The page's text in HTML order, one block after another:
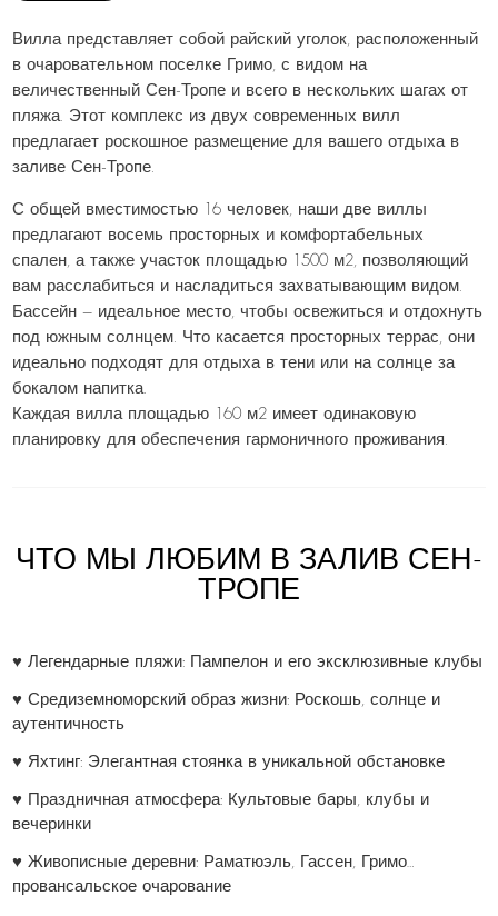
Вилла представляет собой райский уголок, расположенный
в очаровательном поселке Гримо, с видом на
величественный Сен-Тропе и всего в нескольких шагах от
пляжа. Этот комплекс из двух современных вилл
предлагает роскошное размещение для вашего отдыха в
заливе Сен-Тропе.
С общей вместимостью 16 человек, наши две виллы
предлагают восемь просторных и комфортабельных
спален, а также участок площадью 1500 м2, позволяющий
вам расслабиться и насладиться захватывающим видом.
Бассейн — идеальное место, чтобы освежиться и отдохнуть
под южным солнцем. Что касается просторных террас, они
идеально подходят для отдыха в тени или на солнце за
бокалом напитка.
Каждая вилла площадью 160 м2 имеет одинаковую
планировку для обеспечения гармоничного проживания.
ЧТО МЫ ЛЮБИМ В ЗАЛИВ СЕН-
ТРОПЕ
♥ Легендарные пляжи: Пампелон и его эксклюзивные клубы
♥ Средиземноморский образ жизни: Роскошь, солнце и
аутентичность
♥ Яхтинг: Элегантная стоянка в уникальной обстановке
♥ Праздничная атмосфера: Культовые бары, клубы и
вечеринки
♥ Живописные деревни: Раматюэль, Гассен, Гримо…
провансальское очарование